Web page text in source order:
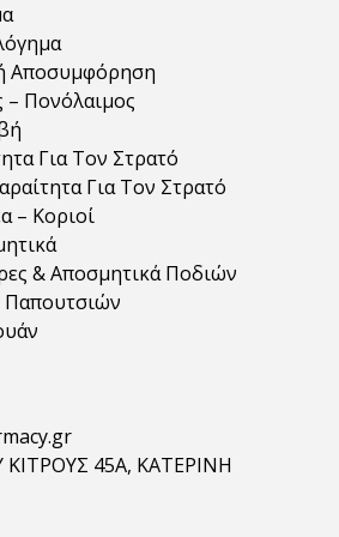
Αποσυμφόρηση
– Πονόλαιμος
Για Τον Στρατό
Για Τον Στρατό
– Κοριοί
& Αποσμητικά Ποδιών
Παπουτσιών
45Α, ΚΑΤΕΡΙΝΗ